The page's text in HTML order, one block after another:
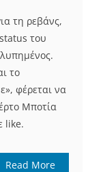
τη ρεβάνς,
του
το
φέρεται να
Μποτία
like.
Read More